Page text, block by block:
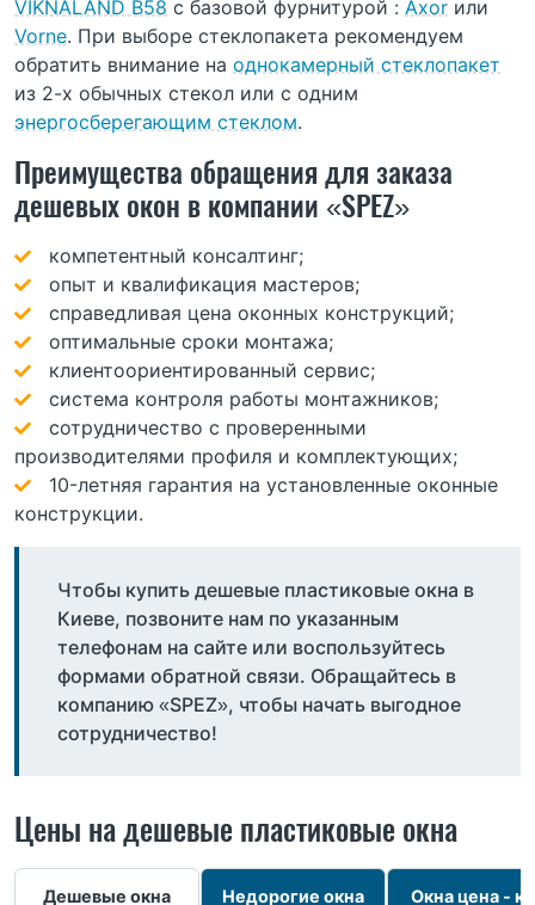
VIKNALAND В58 с базовой фурнитурой : Axor или
Vorne. При выборе стеклопакета рекомендуем
обратить внимание на однокамерный стеклопакет
из 2-х обычных стекол или с одним
энергосберегающим стеклом.
Преимущества обращения для заказа
дешевых окон в компании «SPEZ»
компетентный консалтинг;
опыт и квалификация мастеров;
справедливая цена оконных конструкций;
оптимальные сроки монтажа;
клиентоориентированный сервис;
система контроля работы монтажников;
сотрудничество с проверенными
производителями профиля и комплектующих;
10-летняя гарантия на установленные оконные
конструкции.
Чтобы купить дешевые пластиковые окна в
Киеве, позвоните нам по указанным
телефонам на сайте или воспользуйтесь
формами обратной связи. Обращайтесь в
компанию «SPEZ», чтобы начать выгодное
сотрудничество!
Цены на дешевые пластиковые окна
Дешевые окна Недорогие окна Окна цена -